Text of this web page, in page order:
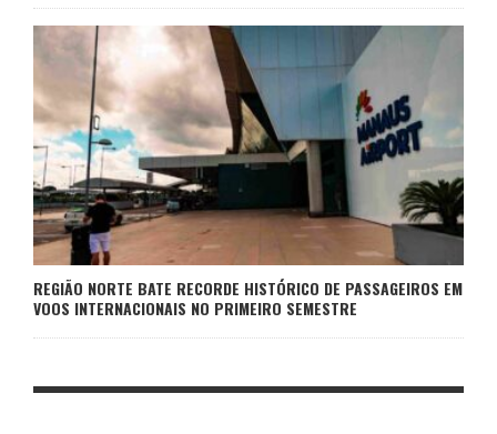
REGIÃO NORTE BATE RECORDE HISTÓRICO DE PASSAGEIROS EM
VOOS INTERNACIONAIS NO PRIMEIRO SEMESTRE